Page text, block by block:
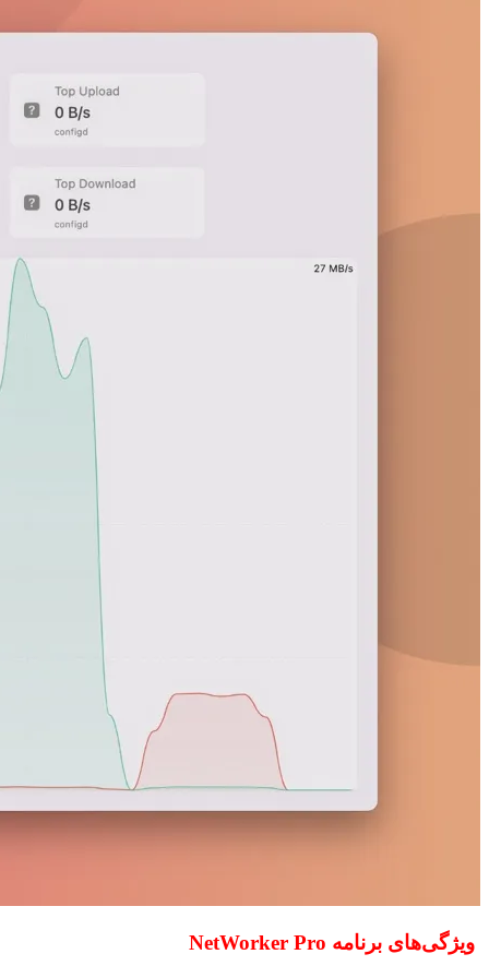
ویژگی‌های برنامه NetWorker Pro